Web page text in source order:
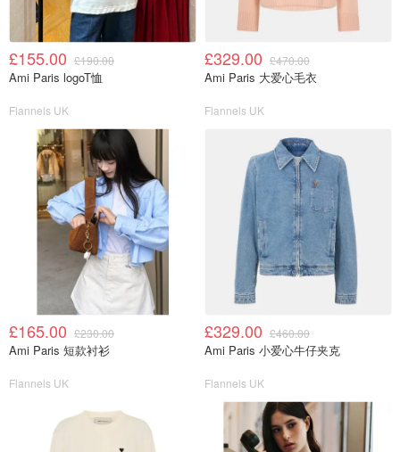
£155.00 £190.00
Ami Paris logoT恤
Flannels UK
£329.00 £470.00
Ami Paris 大爱心毛衣
Flannels UK
£165.00 £230.00
Ami Paris 短款衬衫
Flannels UK
£329.00 £460.00
Ami Paris 小爱心牛仔夹克
Flannels UK